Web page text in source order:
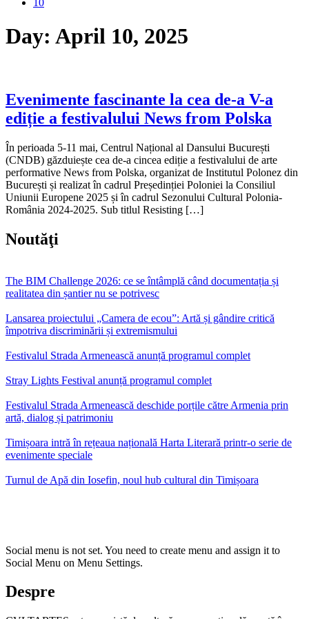
10
Day: April 10, 2025
Evenimente fascinante la cea de-a V-a
ediție a festivalului News from Polska
În perioada 5-11 mai, Centrul Național al Dansului București
(CNDB) găzduiește cea de-a cincea ediție a festivalului de arte
performative News from Polska, organizat de Institutul Polonez din
București și realizat în cadrul Președinției Poloniei la Consiliul
Uniunii Europene 2025 și în cadrul Sezonului Cultural Polonia-
România 2024-2025. Sub titlul Resisting […]
Noutăţi
The BIM Challenge 2026: ce se întâmplă când documentația și
realitatea din șantier nu se potrivesc
Lansarea proiectului „Camera de ecou”: Artă și gândire critică
împotriva discriminării și extremismului
Festivalul Strada Armenească anunță programul complet
Stray Lights Festival anunță programul complet
Festivalul Strada Armenească deschide porțile către Armenia prin
artă, dialog și patrimoniu
Timișoara intră în rețeaua națională Harta Literară printr-o serie de
evenimente speciale
Turnul de Apă din Iosefin, noul hub cultural din Timișoara
Social menu is not set. You need to create menu and assign it to
Social Menu on Menu Settings.
Despre